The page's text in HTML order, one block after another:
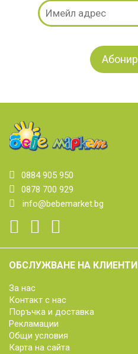
0884 905 950
0878 700 929
info@bebemarket.bg
ОБСЛУЖВАНЕ НА КЛИЕНТИ
За нас
Контакт с нас
Поръчка и доставка
Рекламации
Общи условия
Карта на сайта